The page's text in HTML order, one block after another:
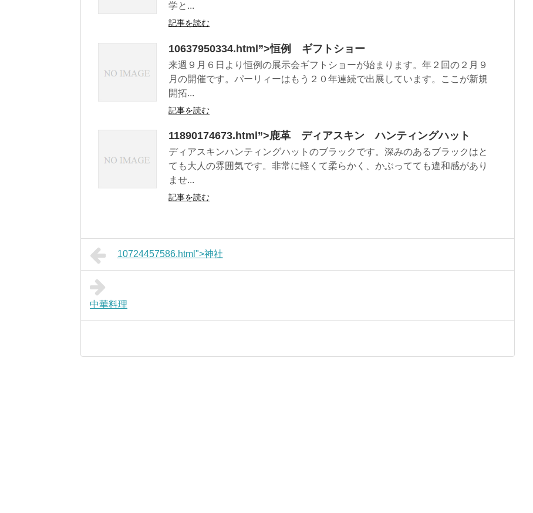
学と...
記事を読む
10637950334.html”>恒例 ギフトショー
来週９月６日より恒例の展示会ギフトショーが始まります。年２回の２月９
月の開催です。パーリィーはもう２０年連続で出展しています。ここが新規
開拓...
記事を読む
11890174673.html”>鹿革 ディアスキン ハンティングハット
ディアスキンハンティングハットのブラックです。深みのあるブラックはと
ても大人の雰囲気です。非常に軽くて柔らかく、かぶってても違和感があり
ませ...
記事を読む
10724457586.html">神社
中華料理